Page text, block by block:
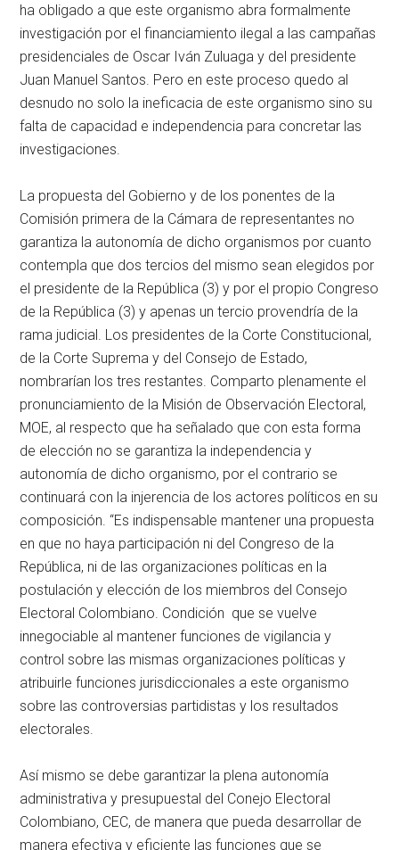
ha obligado a que este organismo abra formalmente
investigación por el financiamiento ilegal a las campañas
presidenciales de Oscar Iván Zuluaga y del presidente
Juan Manuel Santos. Pero en este proceso quedo al
desnudo no solo la ineficacia de este organismo sino su
falta de capacidad e independencia para concretar las
investigaciones.
La propuesta del Gobierno y de los ponentes de la
Comisión primera de la Cámara de representantes no
garantiza la autonomía de dicho organismos por cuanto
contempla que dos tercios del mismo sean elegidos por
el presidente de la República (3) y por el propio Congreso
de la República (3) y apenas un tercio provendría de la
rama judicial. Los presidentes de la Corte Constitucional,
de la Corte Suprema y del Consejo de Estado,
nombrarían los tres restantes. Comparto plenamente el
pronunciamiento de la Misión de Observación Electoral,
MOE, al respecto que ha señalado que con esta forma
de elección no se garantiza la independencia y
autonomía de dicho organismo, por el contrario se
continuará con la injerencia de los actores políticos en su
composición. “Es indispensable mantener una propuesta
en que no haya participación ni del Congreso de la
República, ni de las organizaciones políticas en la
postulación y elección de los miembros del Consejo
Electoral Colombiano. Condición que se vuelve
innegociable al mantener funciones de vigilancia y
control sobre las mismas organizaciones políticas y
atribuirle funciones jurisdiccionales a este organismo
sobre las controversias partidistas y los resultados
electorales.
Así mismo se debe garantizar la plena autonomía
administrativa y presupuestal del Conejo Electoral
Colombiano, CEC, de manera que pueda desarrollar de
manera efectiva y eficiente las funciones que se